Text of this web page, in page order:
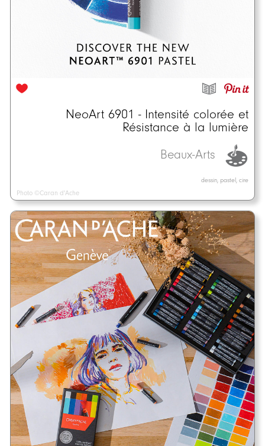
NeoArt 6901 - Intensité colorée et
Résistance à la lumière
Beaux-Arts
dessin, pastel, cire
Photo ©Caran d'Ache